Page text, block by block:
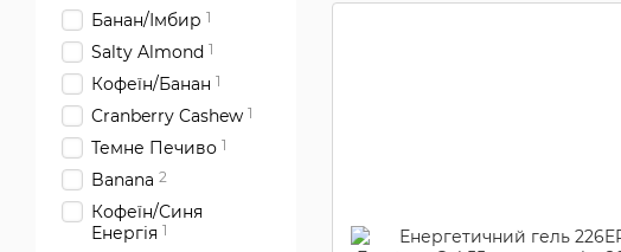
Банан/Імбир 1
Salty Almond 1
Кофеїн/Банан 1
Cranberry Cashew 1
Темне Печиво 1
Banana 2
Кофеїн/Синя
Енергія 1